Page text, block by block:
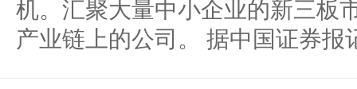
机。汇聚大量中小企业的新三板
产业链上的公司。 据中国证券报